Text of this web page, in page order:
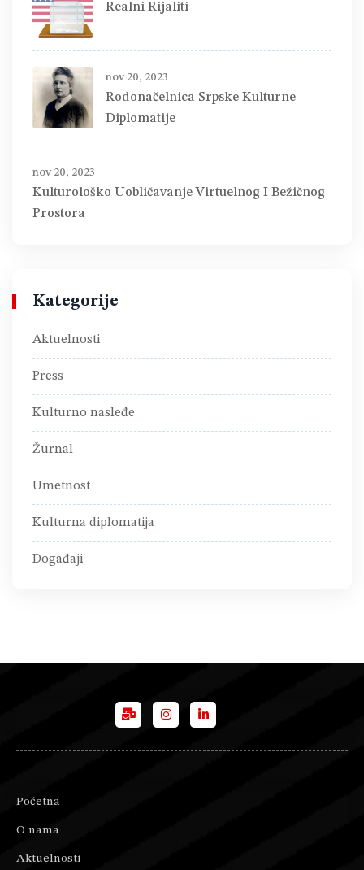
Realni Rijaliti
nov 20, 2023
Rodonačelnica Srpske Kulturne
Diplomatije
nov 20, 2023
Kulturološko Uobličavanje Virtuelnog I Bežičnog
Prostora
Kategorije
Aktuelnosti
Press
Kulturno nasleđe
Žurnal
Umetnost
Kulturna diplomatija
Događaji
Početna
O nama
Aktuelnosti